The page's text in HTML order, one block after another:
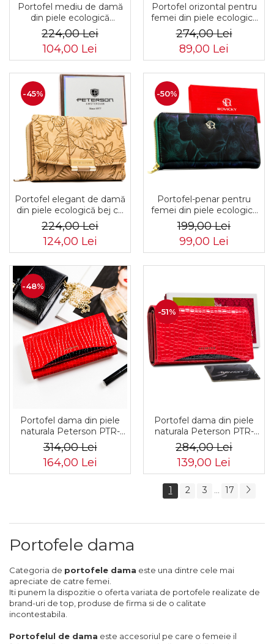
Portofel mediu de damă
din piele ecologică
albastră, potrivit pentru
cartea de înmatriculare a
vehiculului - Peterson
PTR-PTN 012-JK6-2653
NAV
224,00 Lei
104,00 Lei
Portofel orizontal pentru
femei din piele ecologică
roșie - Peterson PTR-PTN
0015-SAF-9402 RE
274,00 Lei
89,00 Lei
-45%
Portofel elegant de damă
din piele ecologică bej cu
model floral - Peterson
224,00 Lei
124,00 Lei
-50%
Portofel-penar pentru
femei din piele ecologică
verde, acoperit cu model
floral - Rovicky PTR-R-
PRK-01-S5-6369-GRE
199,00 Lei
99,00 Lei
-48%
Portofel dama din piele
naturala Peterson PTR-
PTN MC-467-2138 R-B
314,00 Lei
164,00 Lei
-51%
Portofel dama din piele
naturala Peterson PTR-
PTN MC-411-2107 R-B
284,00 Lei
139,00 Lei
1 2 3 17
Portofele dama
Categoria de portofele dama este una dintre cele mai
apreciate de catre femei.
Iti punem la dispozitie o oferta variata de portofele realizate de
brand-uri de top, produse de firma si de o calitate
incontestabila.
Portofelul de dama este accesoriul pe care o femeie il